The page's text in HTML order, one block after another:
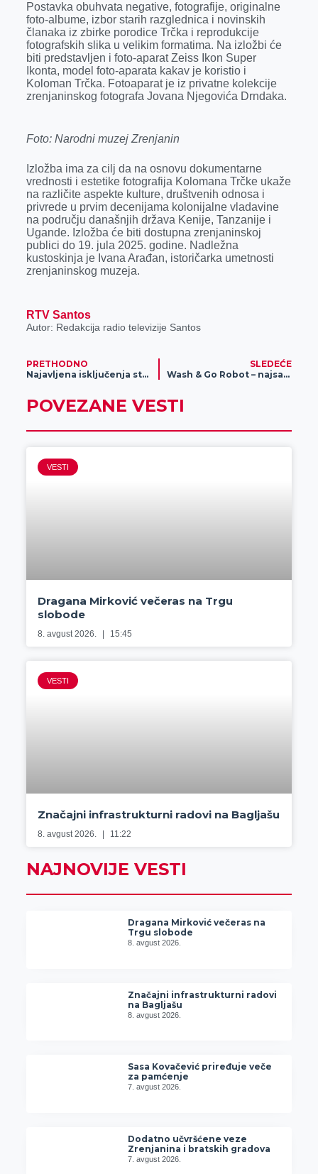
Postavka obuhvata negative, fotografije, originalne
foto-albume, izbor starih razglednica i novinskih
članaka iz zbirke porodice Trčka i reprodukcije
fotografskih slika u velikim formatima. Na izložbi će
biti predstavljen i foto-aparat Zeiss Ikon Super
Ikonta, model foto-aparata kakav je koristio i
Koloman Trčka. Fotoaparat je iz privatne kolekcije
zrenjaninskog fotografa Jovana Njegovića Drndaka.
Foto: Narodni muzej Zrenjanin
Izložba ima za cilj da na osnovu dokumentarne
vrednosti i estetike fotografija Kolomana Trčke ukaže
na različite aspekte kulture, društvenih odnosa i
privrede u prvim decenijama kolonijalne vladavine
na području današnjih država Kenije, Tanzanije i
Ugande. Izložba će biti dostupna zrenjaninskoj
publici do 19. jula 2025. godine. Nadležna
kustoskinja je Ivana Arađan, istoričarka umetnosti
zrenjaninskog muzeja.
RTV Santos
Autor: Redakcija radio televizije Santos
PRETHODNO
Najavljena isključenja struje za 29.05.2025.
SLEDEĆE
Wash & Go Robot – najsavremenija auto-perionica u Zrenjaninu
POVEZANE VESTI
VESTI
Dragana Mirković večeras na Trgu
slobode
8. avgust 2026. 15:45
VESTI
Značajni infrastrukturni radovi na Bagljašu
8. avgust 2026. 11:22
NAJNOVIJE VESTI
Dragana Mirković večeras na
Trgu slobode
8. avgust 2026.
Značajni infrastrukturni radovi
na Bagljašu
8. avgust 2026.
Sasa Kovačević priređuje veče
za pamćenje
7. avgust 2026.
Dodatno učvršćene veze
Zrenjanina i bratskih gradova
7. avgust 2026.